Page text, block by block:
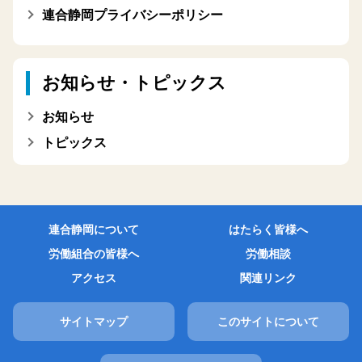
連合静岡プライバシーポリシー
お知らせ・トピックス
お知らせ
トピックス
連合静岡について
はたらく皆様へ
労働組合の皆様へ
労働相談
アクセス
関連リンク
サイトマップ このサイトについて